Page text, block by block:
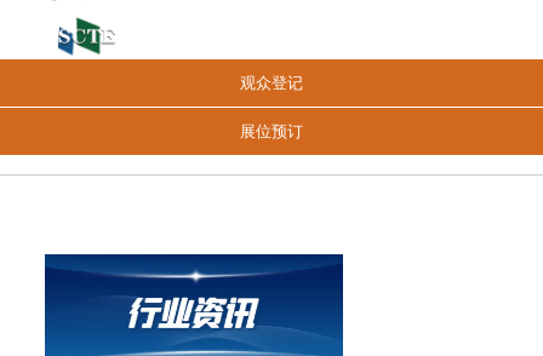
观众登记
展位预订